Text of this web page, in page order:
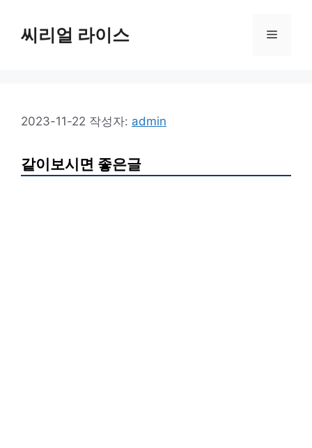
씨리얼 라이스 메
2023-11-22 작성자: admin
같이보시면 좋은글